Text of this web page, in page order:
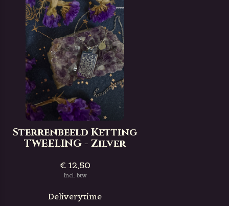
Sterrenbeeld Ketting
TWEELING - Zilver
€ 12,50
Incl. btw
Deliverytime